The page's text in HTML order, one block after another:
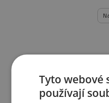
Tyto webové
používají